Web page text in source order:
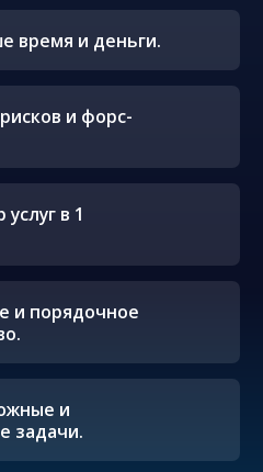
время и деньги.
и форс-
в 1
и порядочное
и
задачи.